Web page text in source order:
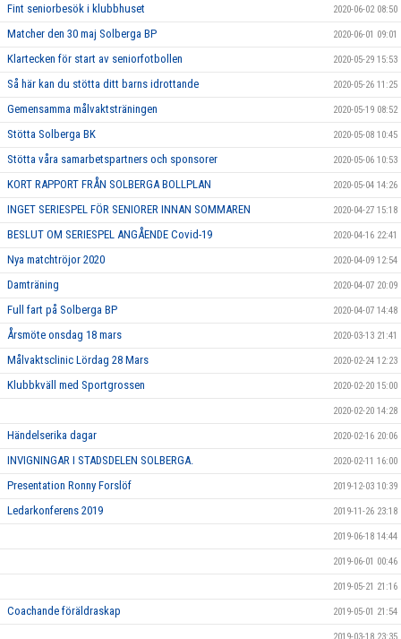
Fint seniorbesök i klubbhuset 2020-06-02 08:50
Matcher den 30 maj Solberga BP 2020-06-01 09:01
Klartecken för start av seniorfotbollen 2020-05-29 15:53
Så här kan du stötta ditt barns idrottande 2020-05-26 11:25
Gemensamma målvaktsträningen 2020-05-19 08:52
Stötta Solberga BK 2020-05-08 10:45
Stötta våra samarbetspartners och sponsorer 2020-05-06 10:53
KORT RAPPORT FRÅN SOLBERGA BOLLPLAN 2020-05-04 14:26
INGET SERIESPEL FÖR SENIORER INNAN SOMMAREN 2020-04-27 15:18
BESLUT OM SERIESPEL ANGÅENDE Covid-19 2020-04-16 22:41
Nya matchtröjor 2020 2020-04-09 12:54
Damträning 2020-04-07 20:09
Full fart på Solberga BP 2020-04-07 14:48
Årsmöte onsdag 18 mars 2020-03-13 21:41
Målvaktsclinic Lördag 28 Mars 2020-02-24 12:23
Klubbkväll med Sportgrossen 2020-02-20 15:00
2020-02-20 14:28
Händelserika dagar 2020-02-16 20:06
INVIGNINGAR I STADSDELEN SOLBERGA. 2020-02-11 16:00
Presentation Ronny Forslöf 2019-12-03 10:39
Ledarkonferens 2019 2019-11-26 23:18
2019-06-18 14:44
2019-06-01 00:46
2019-05-21 21:16
Coachande föräldraskap 2019-05-01 21:54
2019-03-18 23:35